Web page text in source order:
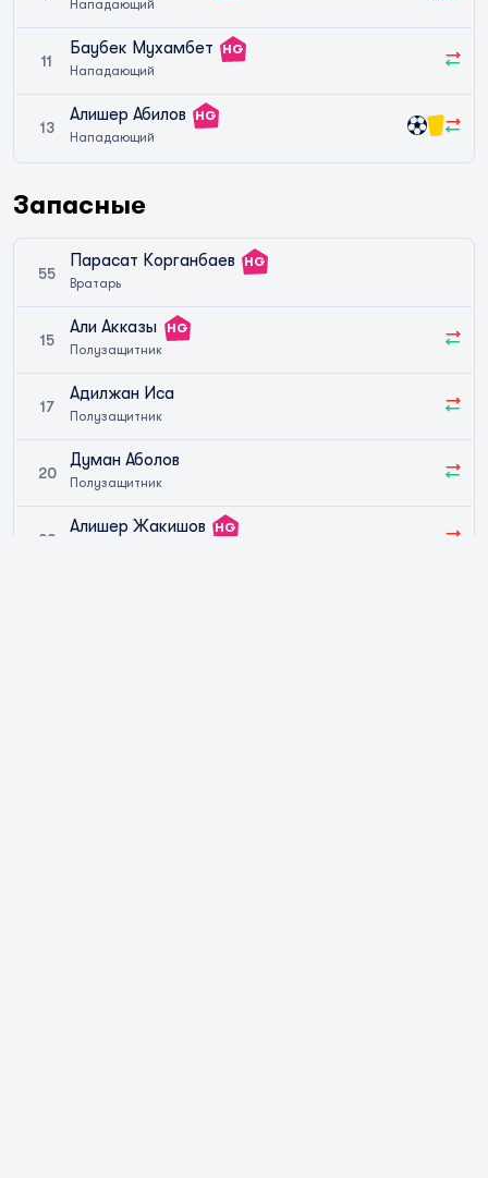
Нападающий
11
Баубек Мухамбет
Нападающий
HG
13
Алишер Абилов
Нападающий
HG
Запасные
55
Парасат Корганбаев
Вратарь
HG
15
Али Акказы
Полузащитник
HG
17
Адилжан Иса
Полузащитник
20
Думан Аболов
Полузащитник
22
Алишер Жакишов HG